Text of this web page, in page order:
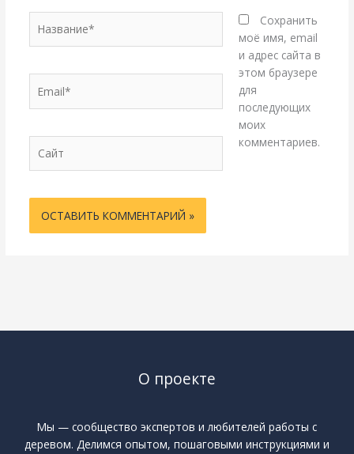
Сохранить
моё имя, email
и адрес сайта в
этом браузере
для
последующих
моих
комментариев.
О проекте
Мы — сообщество экспертов и любителей работы с
деревом. Делимся опытом, пошаговыми инструкциями и